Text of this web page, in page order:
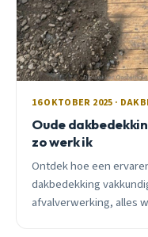
16 OKTOBER 2025 ·
Oude
zo werk ik
Ontdek hoe een
dakbedekking
afvalverwerking, alles